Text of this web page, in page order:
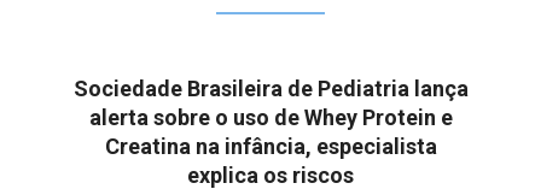
Sociedade Brasileira de Pediatria lança
alerta sobre o uso de Whey Protein e
Creatina na infância, especialista
explica os riscos